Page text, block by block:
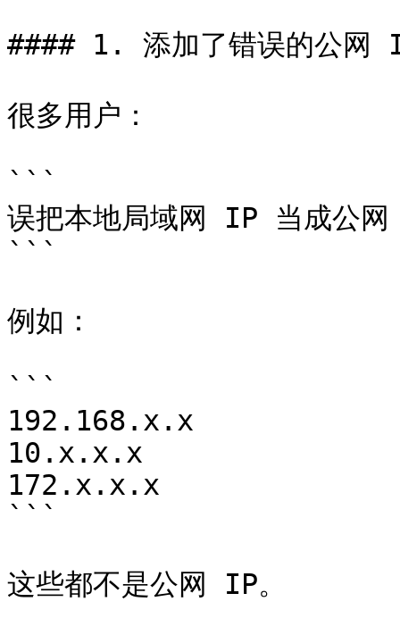
#### 1. 添加了错误的公网
很多用户：
```
误把本地局域网 IP 当成公
```
例如：
```
192.168.x.x
10.x.x.x
172.x.x.x
```
这些都不是公网 IP。